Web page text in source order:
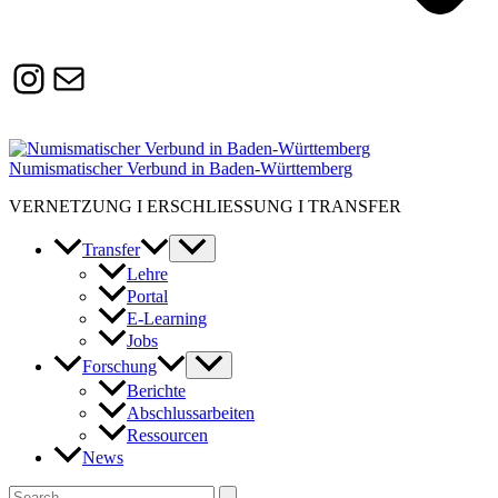
Instagram
Susanne.Boerner@zaw.uni-
heidelberg.de
Numismatischer Verbund in Baden-Württemberg
VERNETZUNG I ERSCHLIESSUNG I TRANSFER
Transfer
Lehre
Portal
E-Learning
Jobs
Forschung
Berichte
Abschlussarbeiten
Ressourcen
News